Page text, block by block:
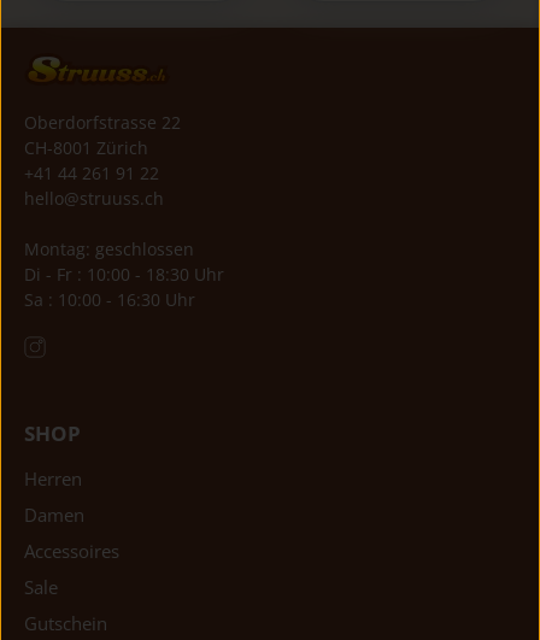
Oberdorfstrasse 22
CH-8001 Zürich
+41 44 261 91 22
hello@struuss.ch
Montag: geschlossen
Di - Fr : 10:00 - 18:30 Uhr
Sa : 10:00 - 16:30 Uhr
SHOP
Herren
Damen
Accessoires
Sale
Gutschein